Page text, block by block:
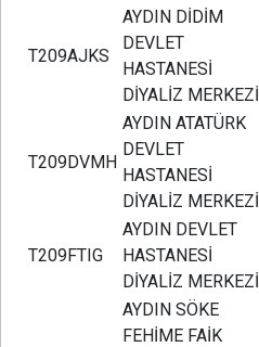
T209AJKS
AYDIN DİDİM
DEVLET
HASTANESİ
DİYALİZ MERKEZİ
T209DVMH
AYDIN ATATÜRK
DEVLET
HASTANESİ
DİYALİZ MERKEZİ
T209FTIG
AYDIN DEVLET
HASTANESİ
DİYALİZ MERKEZİ
AYDIN SÖKE
FEHİME FAİK